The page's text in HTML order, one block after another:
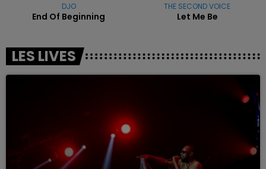
DJO
End Of Beginning
THE SECOND VOICE
Let Me Be
LES LIVES